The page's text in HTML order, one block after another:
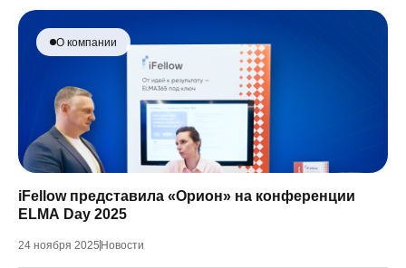
О компании
iFellow представила «Орион» на конференции
ELMA Day 2025
24 ноября 2025 Новости